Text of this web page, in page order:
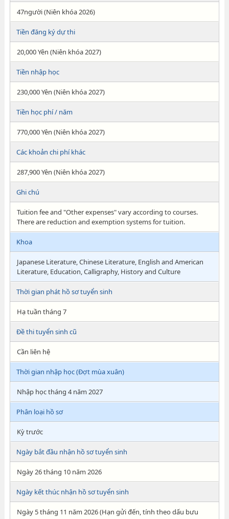
47người (Niên khóa 2026)
Tiền đăng ký dự thi
20,000 Yên (Niên khóa 2027)
Tiền nhập học
230,000 Yên (Niên khóa 2027)
Tiền học phí / năm
770,000 Yên (Niên khóa 2027)
Các khoản chi phí khác
287,900 Yên (Niên khóa 2027)
Ghi chú
Tuition fee and "Other expenses" vary according to courses.
There are reduction and exemption systems for tuition.
Khoa
Japanese Literature, Chinese Literature, English and American
Literature, Education, Calligraphy, History and Culture
Thời gian phát hồ sơ tuyển sinh
Hạ tuần tháng 7
Đề thi tuyển sinh cũ
Cần liên hệ
Thời gian nhập học (Đợt mùa xuân)
Nhập học tháng 4 năm 2027
Phân loại hồ sơ
Kỳ trước
Ngày bắt đầu nhận hồ sơ tuyển sinh
Ngày 26 tháng 10 năm 2026
Ngày kết thúc nhận hồ sơ tuyển sinh
Ngày 5 tháng 11 năm 2026 (Hạn gửi đến, tính theo dấu bưu